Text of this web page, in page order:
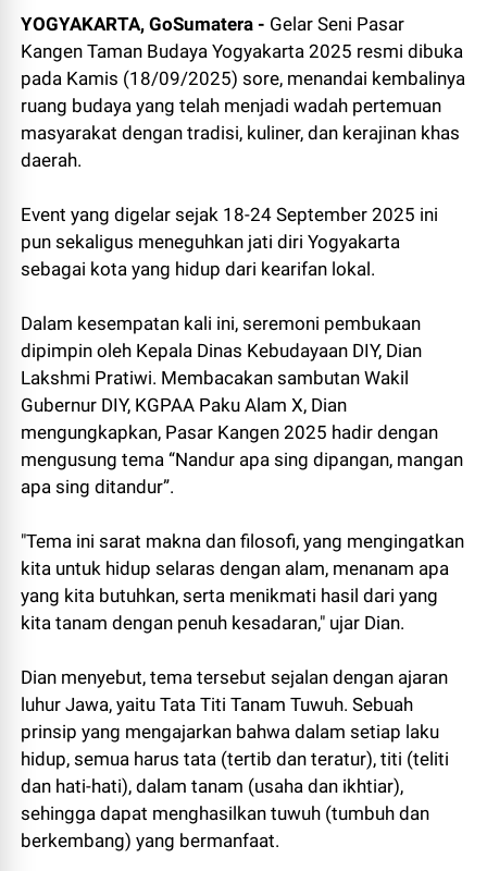
YOGYAKARTA, GoSumatera - Gelar Seni Pasar
Kangen Taman Budaya Yogyakarta 2025 resmi dibuka
pada Kamis (18/09/2025) sore, menandai kembalinya
ruang budaya yang telah menjadi wadah pertemuan
masyarakat dengan tradisi, kuliner, dan kerajinan khas
daerah.
Event yang digelar sejak 18-24 September 2025 ini
pun sekaligus meneguhkan jati diri Yogyakarta
sebagai kota yang hidup dari kearifan lokal.
Dalam kesempatan kali ini, seremoni pembukaan
dipimpin oleh Kepala Dinas Kebudayaan DIY, Dian
Lakshmi Pratiwi. Membacakan sambutan Wakil
Gubernur DIY, KGPAA Paku Alam X, Dian
mengungkapkan, Pasar Kangen 2025 hadir dengan
mengusung tema “Nandur apa sing dipangan, mangan
apa sing ditandur”.
"Tema ini sarat makna dan filosofi, yang mengingatkan
kita untuk hidup selaras dengan alam, menanam apa
yang kita butuhkan, serta menikmati hasil dari yang
kita tanam dengan penuh kesadaran," ujar Dian.
Dian menyebut, tema tersebut sejalan dengan ajaran
luhur Jawa, yaitu Tata Titi Tanam Tuwuh. Sebuah
prinsip yang mengajarkan bahwa dalam setiap laku
hidup, semua harus tata (tertib dan teratur), titi (teliti
dan hati-hati), dalam tanam (usaha dan ikhtiar),
sehingga dapat menghasilkan tuwuh (tumbuh dan
berkembang) yang bermanfaat.